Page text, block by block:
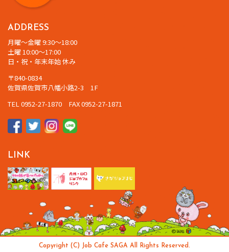
ADDRESS
月曜～金曜 9:30～18:00
土曜 10:00～17:00
日・祝・年末年始 休み
〒840-0834
佐賀県佐賀市八幡小路2-3 1F
TEL 0952-27-1870 FAX 0952-27-1871
LINK
Copyright (C) Job Cafe SAGA All Rights Reserved.